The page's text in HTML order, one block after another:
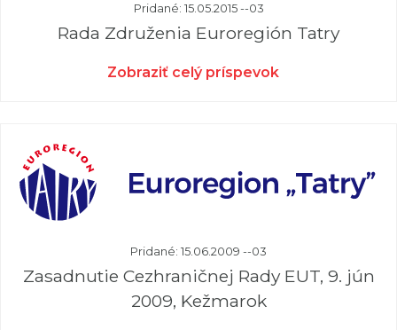
Pridané: 15.05.2015 --03
Rada Združenia Euroregión Tatry
Zobraziť celý príspevok
Pridané: 15.06.2009 --03
Zasadnutie Cezhraničnej Rady EUT, 9. jún
2009, Kežmarok